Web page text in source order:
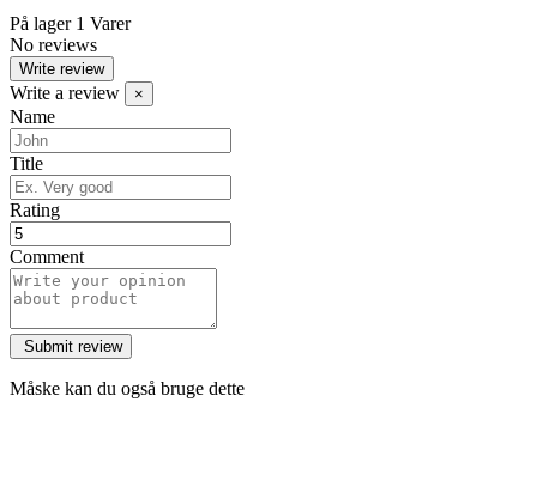
På lager 1 Varer
No reviews
Write review
Write a review ×
Name
Title
Rating
Comment
Måske kan du også bruge dette